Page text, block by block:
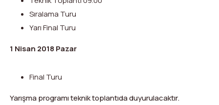
Sıralama Turu
Yarı Final Turu
1 Nisan 2018 Pazar
Final Turu
Yarışma programı teknik toplantıda duyurulacaktır.